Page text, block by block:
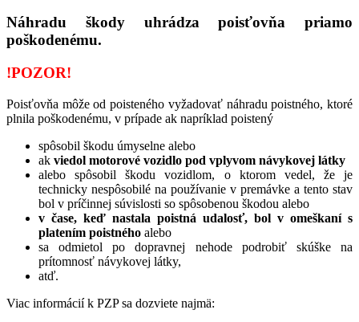
Náhradu škody uhrádza poisťovňa priamo
poškodenému.
!POZOR!
Poisťovňa môže od poisteného vyžadovať náhradu poistného, ktoré
plnila poškodenému, v prípade ak napríklad poistený
spôsobil škodu úmyselne alebo
ak viedol motorové vozidlo pod vplyvom návykovej látky
alebo spôsobil škodu vozidlom, o ktorom vedel, že je
technicky nespôsobilé na používanie v premávke a tento stav
bol v príčinnej súvislosti so spôsobenou škodou alebo
v čase, keď nastala poistná udalosť, bol v omeškaní s
platením poistného alebo
sa odmietol po dopravnej nehode podrobiť skúške na
prítomnosť návykovej látky,
atď.
Viac informácií k PZP sa dozviete najmä: